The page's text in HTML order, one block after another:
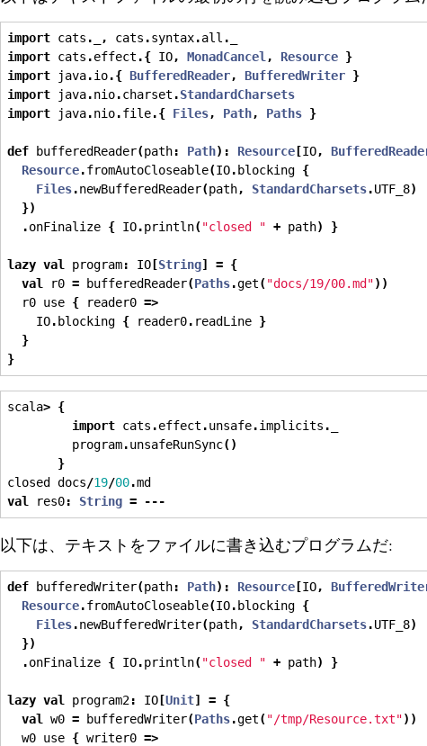
import cats . , cats .syntax.all .
import cats .effect .{ IO, MonadCancel, Resource }
import java.io.{ BufferedReader, BufferedWriter }
import java.nio.charset .StandardCharsets
import java.nio.file.{ Files, Path, Paths }
def bufferedReader(path: Path): Resource [IO,
Resource.fromAutoCloseable(IO. blocking {
Files.newBufferedReader(path, StandardCharsets.UTF_8)
})
.onFinalize { IO.println("closed " + path) }
lazy val program: IO [String] = {
val r0 = bufferedReader(Paths.get("docs/19/00.md"))
r0 use { reader0 =>
IO. blocking { reader0. readLine }
}
}
scala> {
import cats .effect .unsafe.implicits .
program.unsafeRunSync()
}
closed docs/19/00.md
val res0: String = ---
以下は、テキストをファイルに書き込むプログラムだ:
def bufferedWriter(path: Path): Resource [IO,
Resource.fromAutoCloseable(IO. blocking {
Files.newBufferedWriter(path, StandardCharsets.UTF_8)
})
.onFinalize { IO.println("closed " + path) }
lazy val program2: IO [Unit] = {
val w0 = bufferedWriter(Paths.get("/tmp/Resource.txt"))
w0 use { writer0 =>